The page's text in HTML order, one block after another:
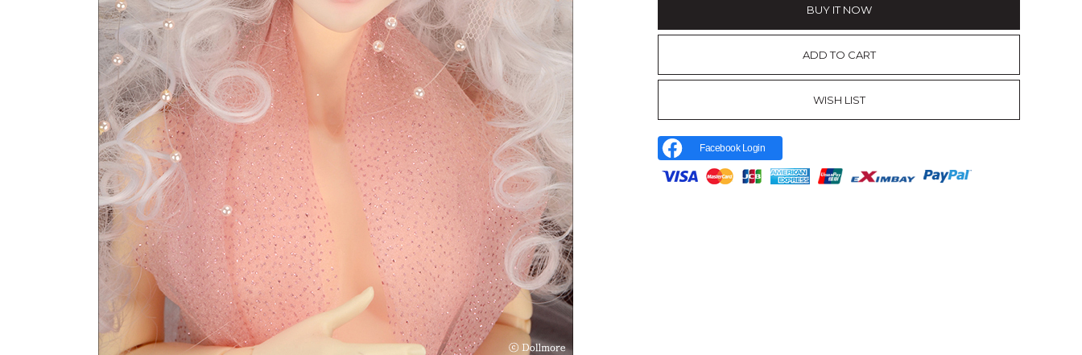
BUY IT NOW
ADD TO CART
WISH LIST
Facebook Login